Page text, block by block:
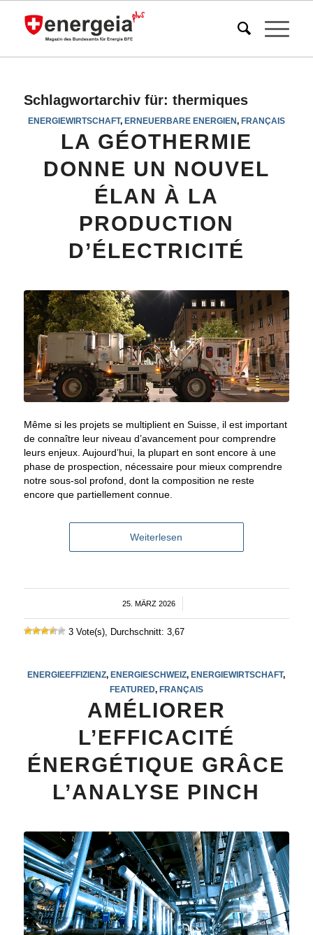
Schlagwortarchiv für: thermiques
ENERGIEWIRTSCHAFT, ERNEUERBARE ENERGIEN, FRANÇAIS
LA GÉOTHERMIE
DONNE UN NOUVEL
ÉLAN À LA
PRODUCTION
D’ÉLECTRICITÉ
Même si les projets se multiplient en Suisse, il est important
de connaître leur niveau d’avancement pour comprendre
leurs enjeux. Aujourd’hui, la plupart en sont encore à une
phase de prospection, nécessaire pour mieux comprendre
notre sous-sol profond, dont la composition ne reste
encore que partiellement connue.
Weiterlesen
25. MÄRZ 2026
/
3 Vote(s), Durchschnitt: 3,67
ENERGIEEFFIZIENZ,ENERGIESCHWEIZ,ENERGIEWIRTSCHAFT,
FEATURED, FRANÇAIS
AMÉLIORER
L’EFFICACITÉ
ÉNERGÉTIQUE GRÂCE
L’ANALYSE PINCH